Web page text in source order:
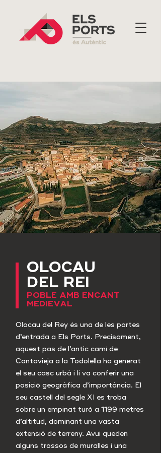
OLOCAU
DEL REI
POBLE AMB ENCANT
MEDIEVAL
Olocau del Rey és una de les portes
d’entrada a Els Ports. Precisament,
aquest pas de l’antic camí de
Cantavieja a la Todolella ha generat
el seu casc urbà i li va conferir una
posició geogràfica d’importància. El
seu castell del segle XI es troba
sobre un empinat turó a 1199 metres
d’altitud, dominant una vasta
extensió de terreny. Avui queden
alguns trossos de muralles i una